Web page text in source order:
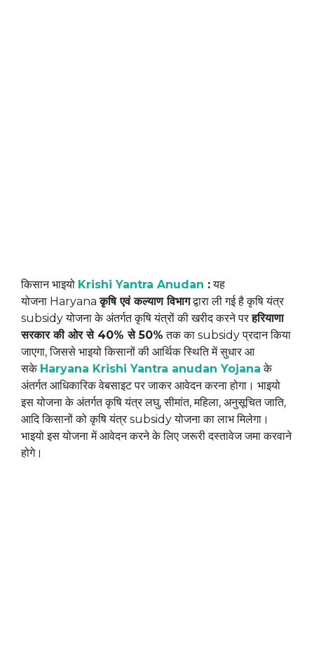
किसान भाइयो Krishi Yantra Anudan :यह
योजना Haryanaकृषि एवं कल्याण विभागद्वारा ली गई है कृषि यंत्र
subsidy योजना के अंतर्गत कृषि यंत्रों की खरीद करने परहरियाणा
सरकार की ओर से 40% से 50% तक का subsidy प्रदान किया
जाएगा, जिससे भाइयो किसानों की आर्थिक स्थिति में सुधार आ
सके Haryana Krishi Yantra anudan Yojana के
अंतर्गत आधिकारिक वेबसाइट पर जाकर आवेदन करना होगा। भाइयो
इस योजना के अंतर्गत कृषि यंत्र लघु, सीमांत, महिला, अनुसूचित जाति,
आदि किसानों को कृषि यंत्र subsidy योजना का लाभ मिलेगा।
भाइयो इस योजना में आवेदन करने के लिए जरूरी दस्तावेज जमा करवाने
होगे।